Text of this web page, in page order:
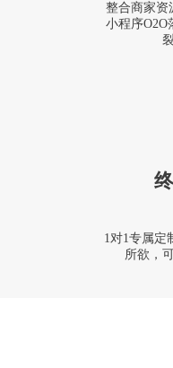
整合商家资
小程序O2O
1对1专属定
所欲，